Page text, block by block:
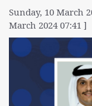
Sunday, 10 March
March 2024 07:41 ]